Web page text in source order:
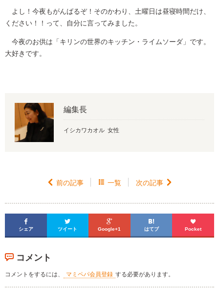
よし！今夜もがんばるぞ！そのかわり、土曜日は昼寝時間だけ、
ください！！って、自分に言ってみました。
今夜のお供は「キリンの世界のキッチン・ライムソーダ」です。
大好きです。
編集長
イシカワカオル 女性
 前の記事  一覧 次の記事 

シェア

ツイート

Google+1

はてブ

Pocket
コメント
コメントをするには、 マミペパ会員登録 する必要があります。